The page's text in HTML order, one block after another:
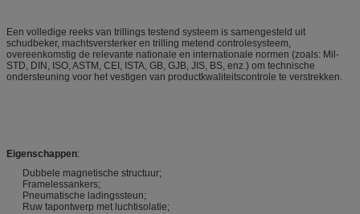
Een volledige reeks van trillings testend systeem is samengesteld uit
schudbeker, machtsversterker en trilling metend controlesysteem,
overeenkomstig de relevante nationale en internationale normen (zoals: Mil-
STD, DIN, ISO, ASTM, CEI, ISTA, GB, GJB, JIS, BS, enz.) om technische
ondersteuning voor het vestigen van productkwaliteitscontrole te verstrekken.
Eigenschappen:
Dubbele magnetische structuur;
Framelessankers;
Pneumatische ladingssteun;
Ruw tapontwerp met luchtisolatie;